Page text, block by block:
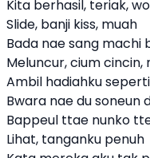
Kita berhasil, teriak,
Slide, banji kiss, muah
Bada nae sang machi
Meluncur, cium cincin,
Ambil hadiahku
Bwara nae du soneun
Bappeul ttae nunko
Lihat, tanganku penuh